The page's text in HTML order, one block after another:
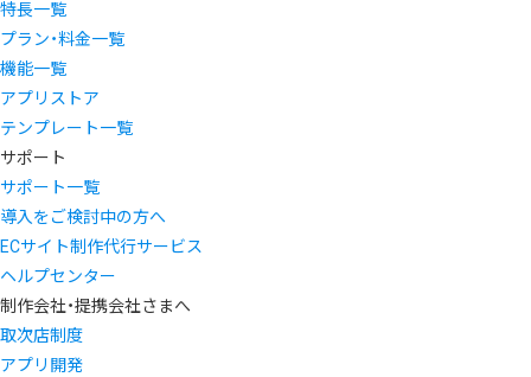
特長一覧
プラン・料金一覧
機能一覧
アプリストア
テンプレート一覧
サポート
サポート一覧
導入をご検討中の方へ
ECサイト制作代行サービス
ヘルプセンター
制作会社・提携会社さまへ
取次店制度
アプリ開発